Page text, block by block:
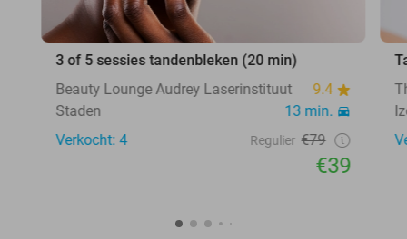
3 of 5 sessies tandenbleken (20 min)
Beauty Lounge Audrey Laserinstituut
9.4
Staden
13 min.
Verkocht: 4
Regulier €79
€39